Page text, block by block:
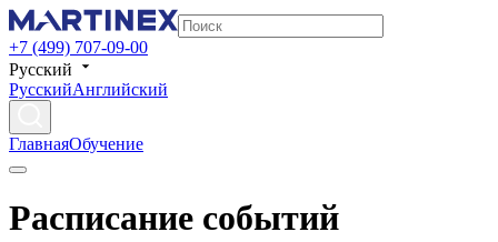
+7 (499) 707-09-00
Русский
РусскийАнглийский
ГлавнаяОбучение
Расписание событий